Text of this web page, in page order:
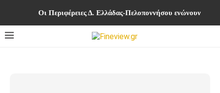
Οι Περιφέρειες Δ. Ελλάδας-Πελοποννήσου ενώνουν